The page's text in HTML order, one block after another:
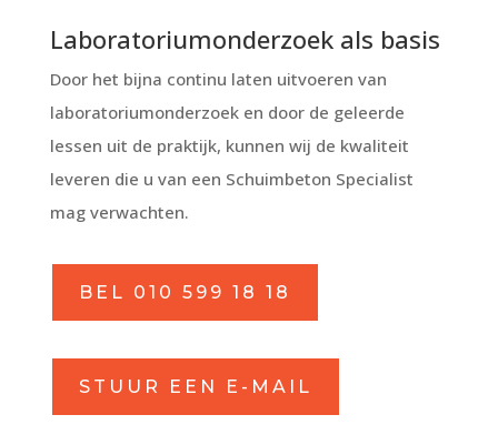
Laboratoriumonderzoek als basis
Door het bijna continu laten uitvoeren van
laboratoriumonderzoek en door de geleerde
lessen uit de praktijk, kunnen wij de kwaliteit
leveren die u van een Schuimbeton Specialist
mag verwachten.
BEL 010 599 18 18
STUUR EEN E-MAIL